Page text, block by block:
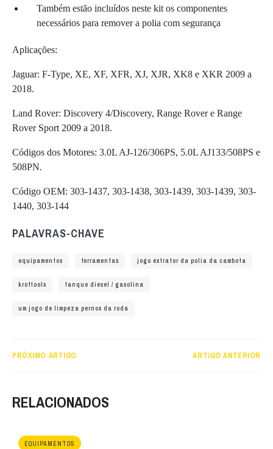
Também estão incluídos neste kit os componentes
necessários para remover a polia com segurança
Aplicações:
Jaguar: F-Type, XE, XF, XFR, XJ, XJR, XK8 e XKR 2009 a
2018.
Land Rover: Discovery 4/Discovery, Range Rover e Range
Rover Sport 2009 a 2018.
Códigos dos Motores: 3.0L AJ-126/306PS, 5.0L AJ133/508PS e
508PN.
Código OEM: 303-1437, 303-1438, 303-1439, 303-1439, 303-
1440, 303-144
PALAVRAS-CHAVE
equipamentos ferramentas jogo extrator da polia da cambota
kroftools tanque diesel / gasolina
um jogo de limpeza pernos da roda
PRÓXIMO ARTIGO ARTIGO ANTERIOR
RELACIONADOS
EQUIPAMENTOS